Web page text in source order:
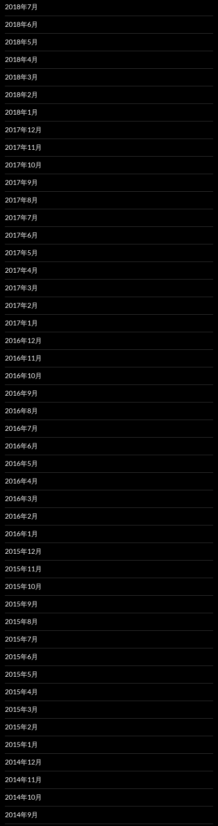
2018年7月
2018年6月
2018年5月
2018年4月
2018年3月
2018年2月
2018年1月
2017年12月
2017年11月
2017年10月
2017年9月
2017年8月
2017年7月
2017年6月
2017年5月
2017年4月
2017年3月
2017年2月
2017年1月
2016年12月
2016年11月
2016年10月
2016年9月
2016年8月
2016年7月
2016年6月
2016年5月
2016年4月
2016年3月
2016年2月
2016年1月
2015年12月
2015年11月
2015年10月
2015年9月
2015年8月
2015年7月
2015年6月
2015年5月
2015年4月
2015年3月
2015年2月
2015年1月
2014年12月
2014年11月
2014年10月
2014年9月